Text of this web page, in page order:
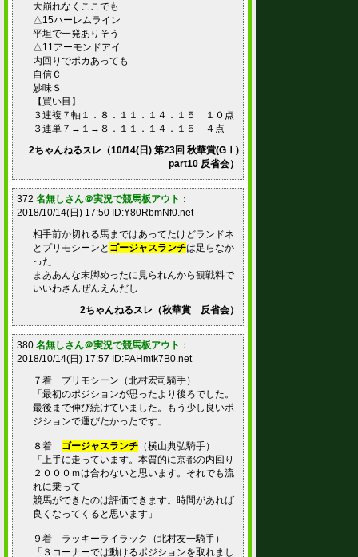
大崩れなくここでも
△15ハーレムライン
平坦で一発ありそう
△11アーモンドアイ
内回りでポカあっても
自信Ｃ
妙味Ｓ
【買い目】
３連複７軸１．８．１１．１４．１５ １０点
３連単７→１→８．１１．１４．１５ ４点
2ちゃんねるスレ（10/14(日) 第23回 秋華賞(GⅠ)
part10 反省会）
372 名無しさん＠実況で競馬板アウト ：
2018/10/14(日) 17:50 ID:Y80RbmNf0.net
相手前か切れる馬まではあってたけどランドネ
とプリモシーンと ゴージャスランチは足らなか
った
まああんな末脚めったに見られんから観戦料で
いいわさんぜんえんだし
2ちゃんねるスレ（秋華賞 反省会）
380 名無しさん＠実況で競馬板アウト ：
2018/10/14(日) 17:57 ID:PAHmtk7B0.net
７着 プリモシーン（北村宏司騎手）
「最初のポジションが思ったより後ろでした。
最後まで伸び続けていました。もう少し良いポ
ジションで運びたかったです」
８着 ゴージャスランチ （横山典弘騎手）
「上手に走っています。本質的に京都の内回り
２０００ｍは合わないと思います。それでも流
れに乗って
競馬ができたのは評価できます。時間があれば
良くなってくると思います」
９着 ラッキーライラック（北村友一騎手）
「３コーナーでは動けるポジションを取れまし